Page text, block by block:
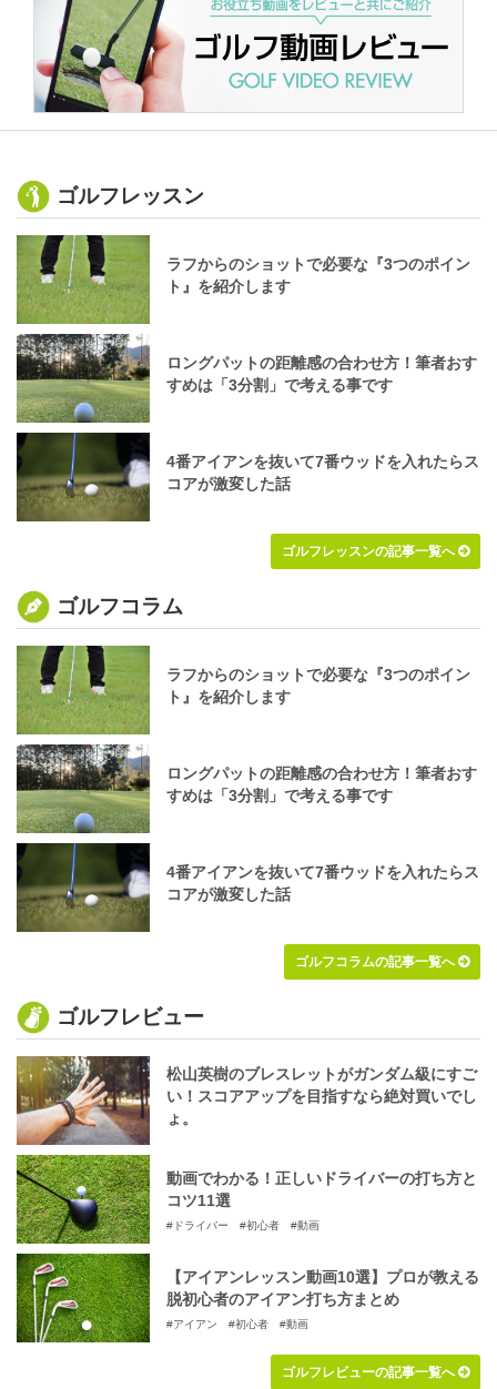
ゴルフレッスン
ラフからのショットで必要な『3つのポイン
ト』を紹介します
ロングパットの距離感の合わせ方！筆者おす
すめは「3分割」で考える事です
4番アイアンを抜いて7番ウッドを入れたらス
コアが激変した話
ゴルフレッスンの記事一覧へ
ゴルフコラム
ラフからのショットで必要な『3つのポイン
ト』を紹介します
ロングパットの距離感の合わせ方！筆者おす
すめは「3分割」で考える事です
4番アイアンを抜いて7番ウッドを入れたらス
コアが激変した話
ゴルフコラムの記事一覧へ
ゴルフレビュー
松山英樹のブレスレットがガンダム級にすご
い！スコアアップを目指すなら絶対買いでし
ょ。
動画でわかる！正しいドライバーの打ち方と
コツ11選
#ドライバー #初心者 #動画
【アイアンレッスン動画10選】プロが教える
脱初心者のアイアン打ち方まとめ
#アイアン #初心者 #動画
ゴルフレビューの記事一覧へ